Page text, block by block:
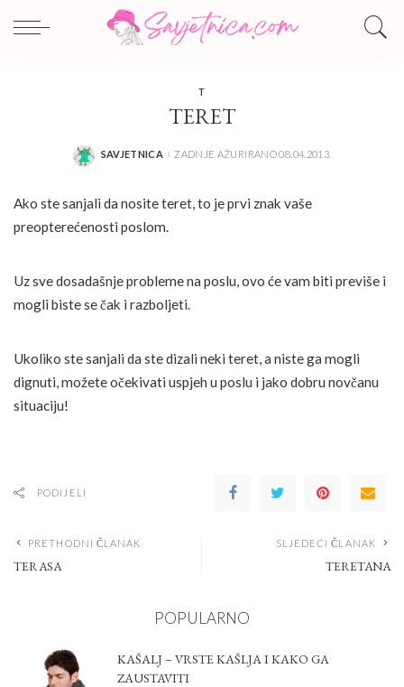
T
TERET
POSTED
SAVJETNICA ZADNJE AŽURIRANO 08.04.2013.
Ako ste sanjali da nosite teret, to je prvi znak vaše
preopterećenosti poslom.
Uz sve dosadašnje probleme na poslu, ovo će vam biti previše i
mogli biste se čak i razboljeti.
Ukoliko ste sanjali da ste dizali neki teret, a niste ga mogli
dignuti, možete očekivati uspjeh u poslu i jako dobru novčanu
situaciju!
PODIJELI
PRETHODNI ČLANAK
TERASA
SLJEDEĆI ČLANAK
TERETANA
POPULARNO
KAŠALJ – VRSTE KAŠLJA I KAKO GA
ZAUSTAVITI